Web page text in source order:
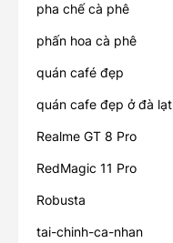
pha chế cà phê
phấn hoa cà phê
quán café đẹp
quán cafe đẹp ở đà lạt
Realme GT 8 Pro
RedMagic 11 Pro
Robusta
tai-chinh-ca-nhan